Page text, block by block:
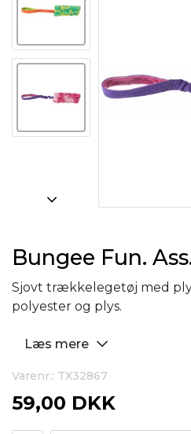
Bungee Fun.
Sjovt trækkelegetøj med
polyester og plys.
Læs mere
Varenr.: TX32867
59,00 DKK